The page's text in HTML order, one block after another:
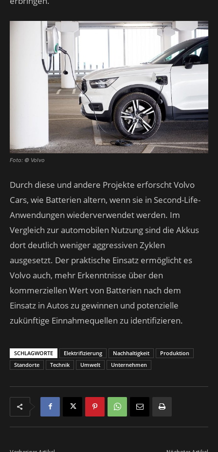
Foto: © Volvo
Durch diese und andere Projekte erforscht Volvo
Cars, wie Batterien altern, wenn sie in Second-Life-
Anwendungen wiederverwendet werden. Im
Vergleich zur automobilen Nutzung sind die Akkus
dort deutlich weniger aggressiven Zyklen
ausgesetzt. Der praktische Einsatz ermöglicht es
Volvo auch, mehr Erkenntnisse über den
kommerziellen Wert von Batterien nach dem
Einsatz in Autos zu gewinnen und potenzielle
zukünftige Einnahmequellen zu identifizieren.
SCHLAGWORTE Elektrifizierung Nachhaltigkeit
Produktion
Standorte
Technik Umwelt Unternehmen